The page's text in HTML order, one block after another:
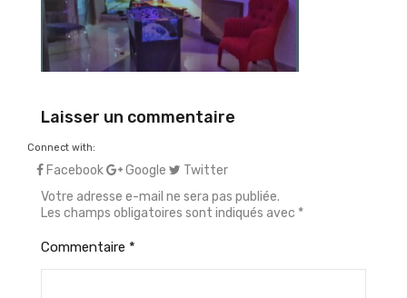
Laisser un commentaire
Connect with:
Facebook Google
Twitter
Votre adresse e-mail ne sera pas publiée.
Les champs obligatoires sont indiqués avec *
Commentaire *